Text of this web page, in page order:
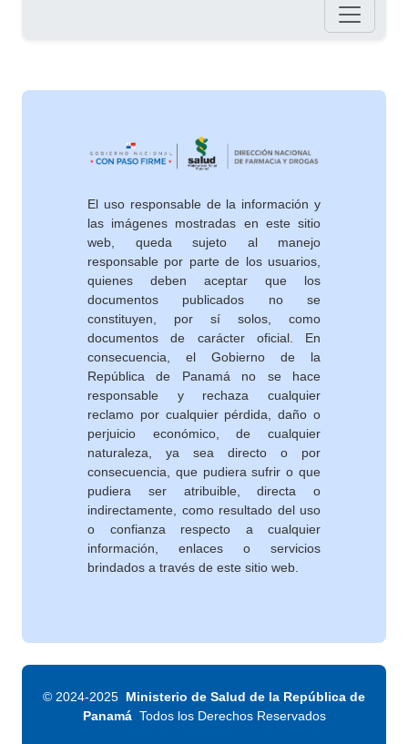
El uso responsable de la información y
las imágenes mostradas en este sitio
web, queda sujeto al manejo
responsable por parte de los usuarios,
quienes deben aceptar que los
documentos publicados no se
constituyen, por sí solos, como
documentos de carácter oficial. En
consecuencia, el Gobierno de la
República de Panamá no se hace
responsable y rechaza cualquier
reclamo por cualquier pérdida, daño o
perjuicio económico, de cualquier
naturaleza, ya sea directo o por
consecuencia, que pudiera sufrir o que
pudiera ser atribuible, directa o
indirectamente, como resultado del uso
o confianza respecto a cualquier
información, enlaces o servicios
brindados a través de este sitio web.
© 2024-2025 Ministerio de Salud de la República de
Panamá Todos los Derechos Reservados